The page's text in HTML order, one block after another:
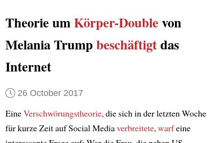
Theorie umKörper-Doublevon
Melania Trump beschäftigtdas
Internet
26 October 2017
EineVerschwörungstheorie, die sich in der letzten Woche
für kurze Zeit auf Social Mediaverbreitete,warfeine